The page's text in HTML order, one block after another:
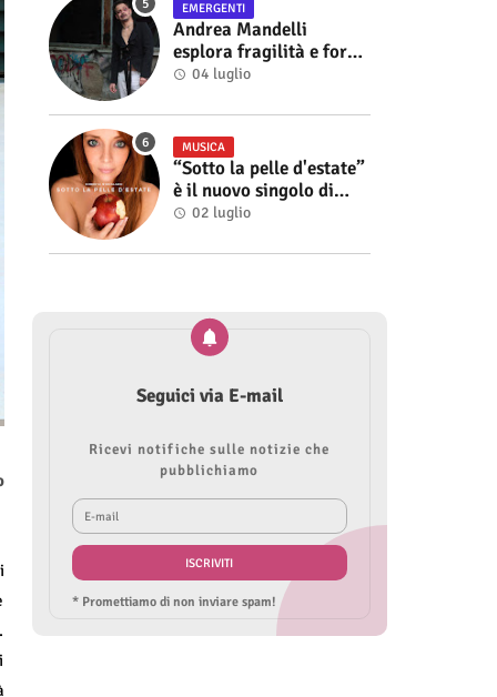
EMERGENTI
Andrea Mandelli
esplora fragilità e forza
nel videoclip di “Sofia”
04 luglio
MUSICA
“Sotto la pelle d'estate”
è il nuovo singolo di
Roberta Modìgliani
02 luglio
Seguici via E-mail
Ricevi notifiche sulle notizie che
pubblichiamo
* Promettiamo di non inviare spam!